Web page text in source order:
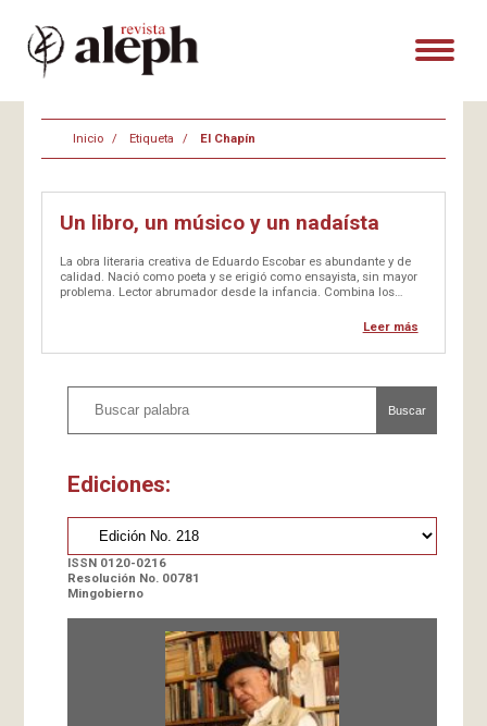
Inicio Etiqueta El Chapín
Un libro, un músico y un nadaísta
La obra literaria creativa de Eduardo Escobar es abundante y de
calidad. Nació como poeta y se erigió como ensayista, sin mayor
problema. Lector abrumador desde la infancia. Combina los
poética su forma en el decir más solvente. Sus artículos deLeer más
Buscar
Ediciones:
ISSN 0120-0216
Resolución No. 00781
Mingobierno